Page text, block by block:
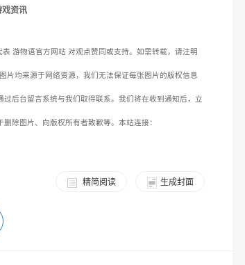
资讯
游物语官方网站 对观点赞同或支持。如需转载，请注明
片均来源于网络资源，我们无法保证每张图片的版权信息
后台留言系统与我们取得联系。我们将在收到通知后，立
除图片、向版权所有者致歉等。本站连接：
生成封面
精简阅读